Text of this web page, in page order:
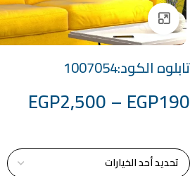
Click to enlarge
تابلوه الكود:1007054
EGP190
–
EGP2,500